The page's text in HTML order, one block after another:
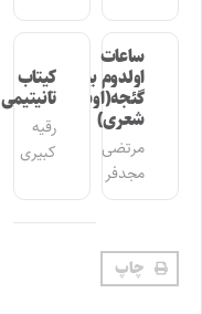
ساعات
اولدوم بیر
گئجه(اوشاق
شعری)
مرتضی
مجدفر
کیتاب
تانیتیمی
رقیه
کبیری
چاپ